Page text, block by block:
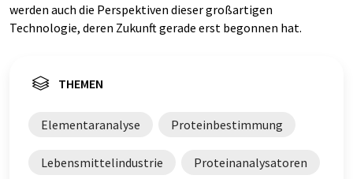
werden auch die Perspektiven dieser großartigen
Technologie, deren Zukunft gerade erst begonnen hat.
THEMEN
Elementaranalyse Proteinbestimmung
Lebensmittelindustrie Proteinanalysatoren